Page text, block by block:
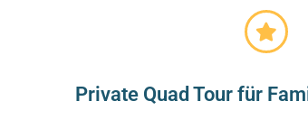
Private Quad Tour für